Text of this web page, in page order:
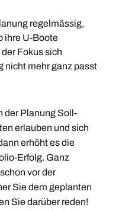
regelmässig,
ihre U-Boote
Fokus sich
nicht mehr ganz passt
der Planung Soll-
erlauben und sich
erhöht es die
Erfolg. Ganz
vor der
Sie dem geplanten
Sie darüber reden!